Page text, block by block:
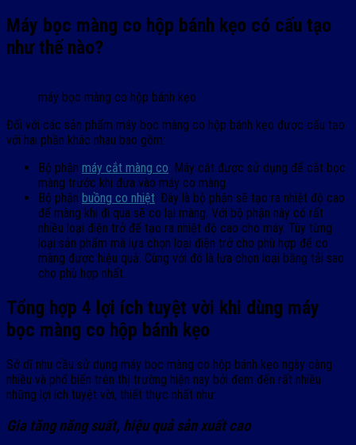
Máy bọc màng co hộp bánh kẹo có cấu tạo
như thế nào?
máy bọc màng co hộp bánh kẹo
Đối với các sản phẩm máy bọc màng co hộp bánh kẹo được cấu tạo
với hai phần khác nhau bao gồm:
Bộ phận máy cắt màng co: Máy cắt được sử dụng để cắt bọc
màng trước khi đưa vào máy co màng.
Bộ phận buồng co nhiệt: Đây là bộ phận sẽ tạo ra nhiệt độ cao
để màng khi đi qua sẽ co lại màng. Với bộ phận này có rất
nhiều loại điện trở để tạo ra nhiệt độ cao cho máy. Tùy từng
loại sản phẩm mà lựa chọn loại điện trở cho phù hợp để co
màng được hiệu quả. Cùng với đó là lựa chọn loại băng tải sao
cho phù hợp nhất.
Tổng hợp 4 lợi ích tuyệt vời khi dùng máy
bọc màng co hộp bánh kẹo
Sở dĩ nhu cầu sử dụng máy bọc màng co hộp bánh kẹo ngày càng
nhiều và phổ biến trên thị trường hiện nay bởi đem đến rất nhiều
những lợi ích tuyệt vời, thiết thực nhất như:
Gia tăng năng suất, hiệu quả sản xuất cao